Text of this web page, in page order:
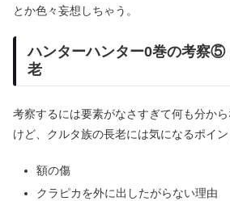
とか色々妄想しちゃう。
ハンターハンター0巻の考察⑤
老
考察するには要素がなさすぎて何も分か
けど、クルタ族の長老には気になるポイン
額の傷
クラピカを外に出したがらない理由